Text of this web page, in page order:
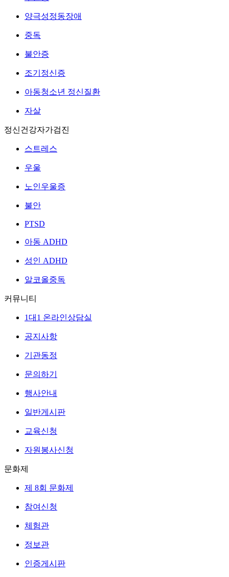
양극성정동장애
중독
불안증
조기정신증
아동청소년 정신질환
자살
정신건강자가검진
스트레스
우울
노인우울증
불안
PTSD
아동 ADHD
성인 ADHD
알코올중독
커뮤니티
1대1 온라인상담실
공지사항
기관동정
문의하기
행사안내
일반게시판
교육신청
자원봉사신청
문화제
제 8회 문화제
참여신청
체험관
정보관
인증게시판